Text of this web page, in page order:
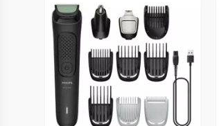
Vista Previa